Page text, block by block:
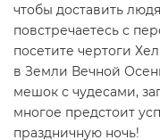
чтобы доставить
повстречаетесь с
посетите чертоги
в Земли Вечной
мешок с чудесами,
многое предстоит
праздничную ночь!